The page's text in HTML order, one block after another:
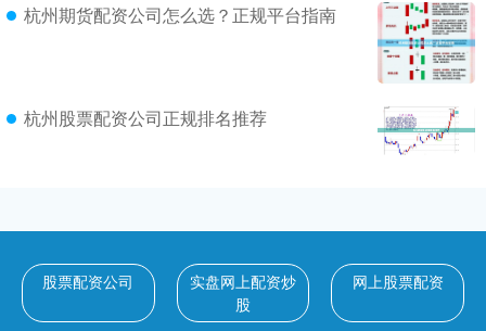
杭州期货配资公司怎么选？正规平台指南
杭州股票配资公司正规排名推荐
股票配资公司
实盘网上配资炒
股
网上股票配资